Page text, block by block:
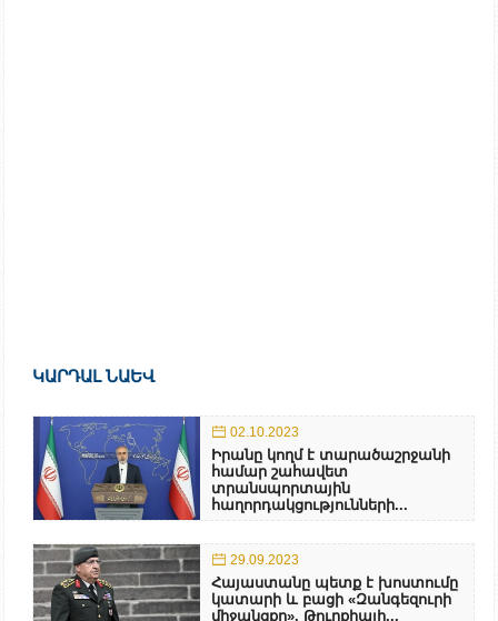
ԿԱՐԴԱԼ ՆԱԵՎ
02.10.2023
Իրանը կողմ է տարածաշրջանի
համար շահավետ
տրանսպորտային
հաղորդակցությունների...
29.09.2023
Հայաստանը պետք է խոստումը
կատարի և բացի «Զանգեզուրի
միջանցքը». Թուրքիայի...